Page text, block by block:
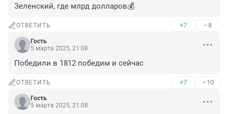
Зеленский, где млрд долларов💰
ОТВЕТИТЬ +7 –8
Гость
5 марта 2025, 21:08
Победили в 1812 победим и сейчас
ОТВЕТИТЬ +7 –10
Гость
5 марта 2025, 21:08